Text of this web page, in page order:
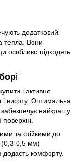
додатковий
тепла. Вони
особливо підходять
і активно
і висоту. Оптимальна
найкращу
поверхні.
та стійкими до
(0,3-0,5 мм)
додасть комфорту.